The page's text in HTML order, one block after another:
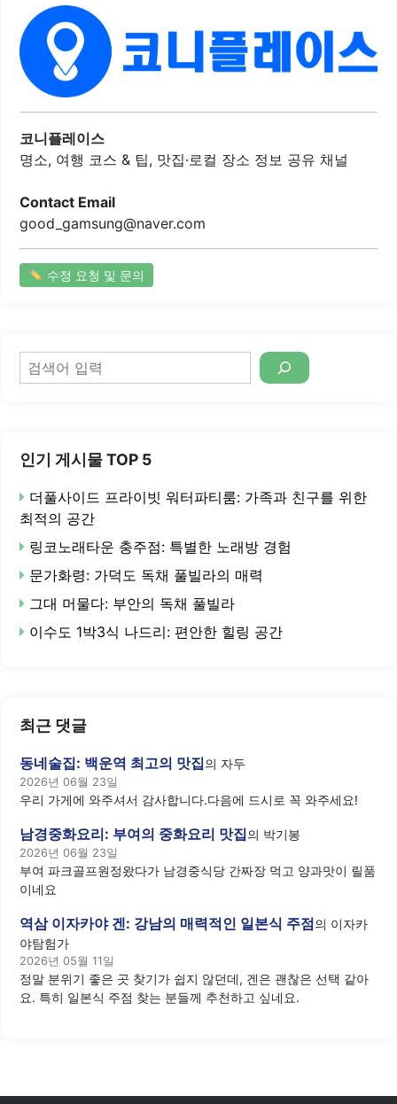
만족감을 주며, 신선한 재료를 사용하여 맛이 뛰어납니다. 짜
장면은 고소하고 진한 맛이 특징이며, 짬뽕은 부드럽고 깔끔
한 국물 맛이 일품입니다.탕수육은 겉은 바삭하고 속은 촉촉
하여 많은 손님들에게 사랑받고 있습니다. 또한, 2인 이상 방
문 시 제공되는 무료 탕수육 서비스는 가성비를 더욱 높여줍
니다. 볶음밥은 고소한 향이 나며, 다양한 메뉴가 준비되어 있
어 선택의 폭이 넓습니다.이곳은 가족 모임이나 친구들과의
식사에 적합한 장소입니다. 주변에 주차 공간이..
코니플레이스
명소, 여행 코스 & 팁, 맛집·로컬 장소 정보 공유 채널
Contact Email
good_gamsung@naver.com
수정 요청 및 문의
검
색
인기 게시물 TOP 5
더풀사이드 프라이빗 워터파티룸: 가족과 친구를 위한
최적의 공간
링코노래타운 충주점: 특별한 노래방 경험
문가화령: 가덕도 독채 풀빌라의 매력
그대 머물다: 부안의 독채 풀빌라
이수도 1박3식 나드리: 편안한 힐링 공간
최근 댓글
동네술집: 백운역 최고의 맛집의 자두
2026년 06월 23일
우리 가게에 와주셔서 감사합니다.다음에 드시로 꼭 와주세요!
남경중화요리: 부여의 중화요리 맛집의 박기봉
2026년 06월 23일
부여 파크골프원정왔다가 남경중식당 간짜장 먹고 양과맛이 릴품
이네요
역삼 이자카야 겐: 강남의 매력적인 일본식 주점의 이자카
야탐험가
2026년 05월 11일
정말 분위기 좋은 곳 찾기가 쉽지 않던데, 겐은 괜찮은 선택 같아
요. 특히 일본식 주점 찾는 분들께 추천하고 싶네요.